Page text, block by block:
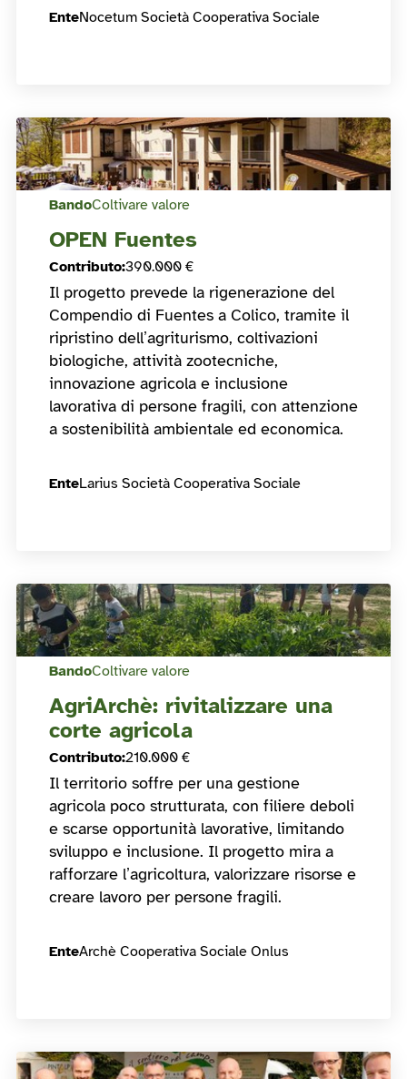
EnteNocetum Società Cooperativa Sociale
BandoColtivare valore
OPEN Fuentes
Contributo:390.000 €
Il progetto prevede la rigenerazione del
Compendio di Fuentes a Colico, tramite il
ripristino dell’agriturismo, coltivazioni
biologiche, attività zootecniche,
innovazione agricola e inclusione
lavorativa di persone fragili, con attenzione
a sostenibilità ambientale ed economica.
EnteLarius Società Cooperativa Sociale
BandoColtivare valore
AgriArchè: rivitalizzare una
corte agricola
Contributo:210.000 €
Il territorio soffre per una gestione
agricola poco strutturata, con filiere deboli
e scarse opportunità lavorative, limitando
sviluppo e inclusione. Il progetto mira a
rafforzare l’agricoltura, valorizzare risorse e
creare lavoro per persone fragili.
EnteArchè Cooperativa Sociale Onlus